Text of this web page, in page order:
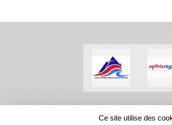
REGIONS
Ce site utilise des